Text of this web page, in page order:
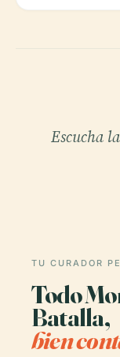
Escucha
TU CURADOR
Todo
Batalla,
bien